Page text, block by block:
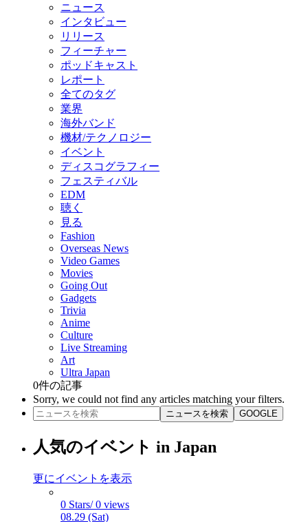
ニュース
インタビュー
リリース
フィーチャー
ポッドキャスト
レポート
全てのタグ
業界
海外バンド
機材/テクノロジー
イベント
ディスコグラフィー
フェスティバル
EDM
聴く
見る
Fashion
Overseas News
Video Games
Movies
Going Out
Gadgets
Trivia
Anime
Culture
Live Streaming
Art
Ultra Japan
0件の記事
Sorry, we could not find any articles matching your filters.
ニュースを検索 GOOGLE
人気のイベント in Japan
更にイベントを表示
0 Stars/ 0 views
08.29 (Sat)